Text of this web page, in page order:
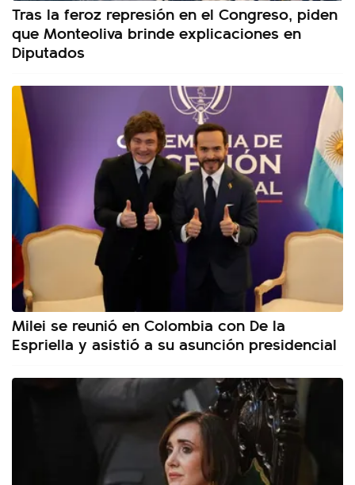
Tras la feroz represión en el Congreso, piden
que Monteoliva brinde explicaciones en
Diputados
Milei se reunió en Colombia con De la
Espriella y asistió a su asunción presidencial